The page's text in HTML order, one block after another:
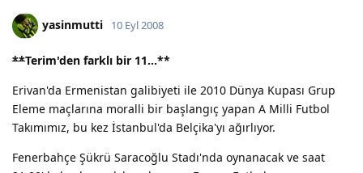
yasinmutti 10 Eyl 2008
**Terim'den farklı bir 11...**
Erivan'da Ermenistan galibiyeti ile 2010 Dünya Kupası Grup
Eleme maçlarına moralli bir başlangıç yapan A Milli Futbol
Takımımız, bu kez İstanbul'da Belçika'yı ağırlıyor.
Fenerbahçe Şükrü Saracoğlu Stadı'nda oynanacak ve saat